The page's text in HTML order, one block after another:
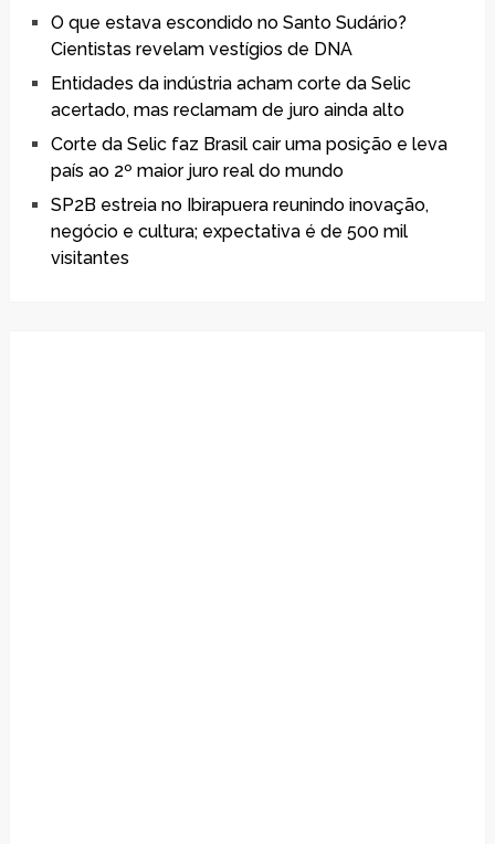
O que estava escondido no Santo Sudário?
Cientistas revelam vestígios de DNA
Entidades da indústria acham corte da Selic
acertado, mas reclamam de juro ainda alto
Corte da Selic faz Brasil cair uma posição e leva
país ao 2º maior juro real do mundo
SP2B estreia no Ibirapuera reunindo inovação,
negócio e cultura; expectativa é de 500 mil
visitantes